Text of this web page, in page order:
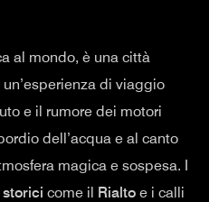
al mondo, è una città
di viaggio
e il rumore dei motori
dell’acqua e al canto
magica e sospesa. I
come il Rialto e i calli